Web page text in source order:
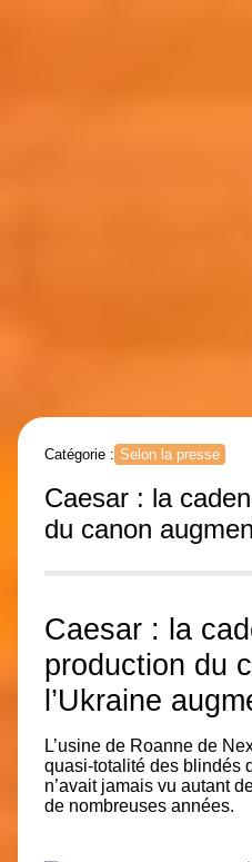
Catégorie : Selon la presse
Caesar : la
du canon
Caesar : la
production du
l’Ukraine
L’usine de Roanne de
quasi-totalité des blindés
n’avait jamais vu autant
de nombreuses années.